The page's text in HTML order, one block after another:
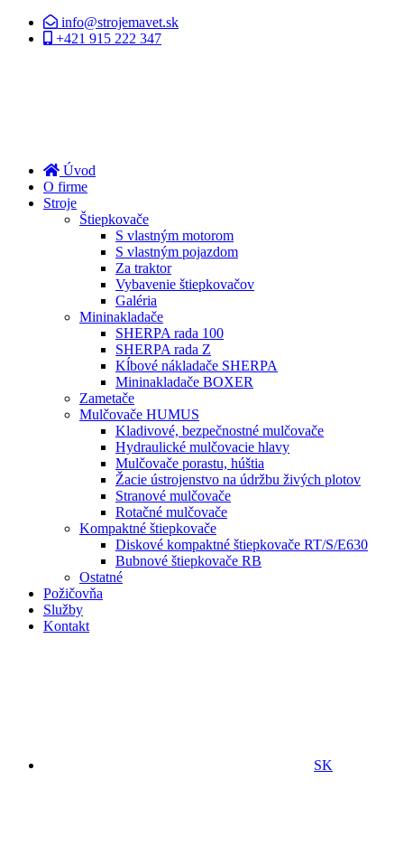
info@strojemavet.sk
+421 915 222 347
Úvod
O firme
Stroje
Štiepkovače
S vlastným motorom
S vlastným pojazdom
Za traktor
Vybavenie štiepkovačov
Galéria
Mininakladače
SHERPA rada 100
SHERPA rada Z
Kĺbové nákladače SHERPA
Mininakladače BOXER
Zametače
Mulčovače HUMUS
Kladivové, bezpečnostné mulčovače
Hydraulické mulčovacie hlavy
Mulčovače porastu, húštia
Žacie ústrojenstvo na údržbu živých plotov
Stranové mulčovače
Rotačné mulčovače
Kompaktné štiepkovače
Diskové kompaktné štiepkovače RT/S/E630
Bubnové štiepkovače RB
Ostatné
Požičovňa
Služby
Kontakt
SK